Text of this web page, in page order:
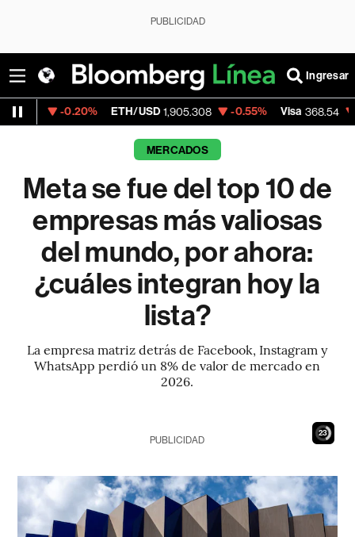
PUBLICIDAD
Ingresar
ETH/USD 1,905.308 -0.55% Visa 368.54 -0.28%
MERCADOS
Meta se fue del top 10 de
empresas más valiosas
del mundo, por ahora:
¿cuáles integran hoy la
lista?
La empresa matriz detrás de Facebook, Instagram y
WhatsApp perdió un 8% de valor de mercado en
2026.
22
PUBLICIDAD